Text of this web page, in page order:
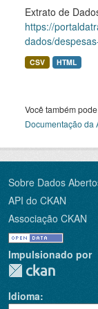
Extrato de
https://
dados/
CSV HTML
Você também
Documentação da
Sobre Dados
API do CKAN
Associação CKAN
Impulsionado por
Idioma